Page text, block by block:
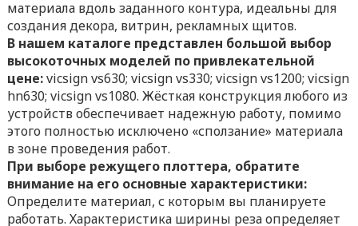
материала вдоль заданного контура, идеальны для
создания декора, витрин, рекламных щитов.
В нашем каталоге представлен большой выбор
высокоточных моделей по привлекательной
цене:vicsign vs630; vicsign vs330; vicsign vs1200; vicsign
hn630; vicsign vs1080. Жёсткая конструкция любого из
устройств обеспечивает надежную работу, помимо
этого полностью исключено «сползание» материала
в зоне проведения работ.
При выборе режущего плоттера, обратите
внимание на его основные характеристики:
Определите материал, с которым вы планируете
работать. Характеристика ширины реза определяет